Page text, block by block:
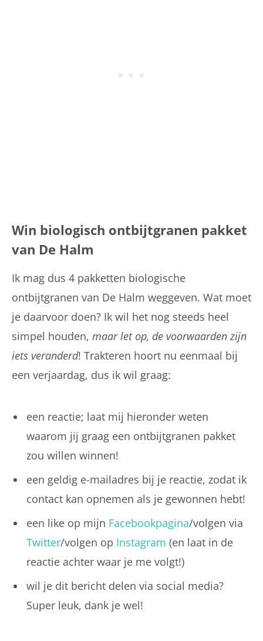
Win biologisch ontbijtgranen pakket
van De Halm
Ik mag dus 4 pakketten biologische
ontbijtgranen van De Halm weggeven. Wat moet
je daarvoor doen? Ik wil het nog steeds heel
simpel houden, maar let op, de voorwaarden zijn
iets veranderd! Trakteren hoort nu eenmaal bij
een verjaardag, dus ik wil graag:
een reactie; laat mij hieronder weten
waarom jij graag een ontbijtgranen pakket
zou willen winnen!
een geldig e-mailadres bij je reactie, zodat ik
contact kan opnemen als je gewonnen hebt!
een like op mijn Facebookpagina/volgen via
Twitter/volgen op Instagram (en laat in de
reactie achter waar je me volgt!)
wil je dit bericht delen via social media?
Super leuk, dank je wel!